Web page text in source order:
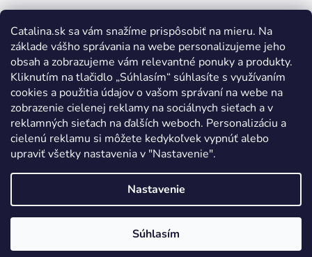
Catalina.sk sa vám snažíme prispôsobiť na mieru. Na
základe vášho správania na webe personalizujeme jeho
obsah a zobrazujeme vám relevantné ponuky a produkty.
Kliknutím na tlačidlo „Súhlasím“ súhlasíte s využívaním
cookies a použitia údajov o vašom správaní na webe na
zobrazenie cielenej reklamy na sociálnych sieťach a v
reklamných sieťach na ďalších weboch. Personalizáciu a
cielenú reklamu si môžete kedykoľvek vypnúť alebo
upraviť všetky nastavenia v "Nastavenie".
Nastavenie
Súhlasím
Sledovať na Instagrame
Vytvoril Shoptet
Copyright 2026Catalina. Všetky práva vyhradené.